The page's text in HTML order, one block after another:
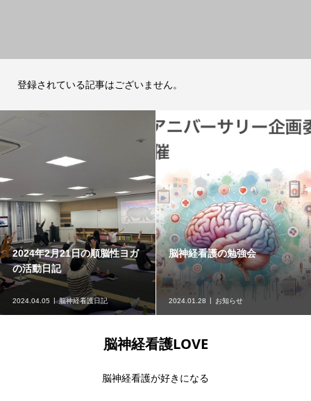
登録されている記事はございません。
2024年2月21日の順脳性ヨガ
の活動日記
2024.04.05 脳神経看護日記
脳神経看護の勉強会
2024.01.28 お知らせ
脳神経看護LOVE
脳神経看護が好きになる